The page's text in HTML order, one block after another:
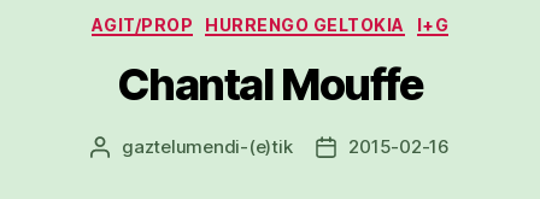
Kategoriak
AGIT/PROP HURRENGO GELTOKIA I+G
Chantal Mouffe
Argitalpenaren
gaztelumendi-(e)tik
Argitalpenaren
2015-02-16